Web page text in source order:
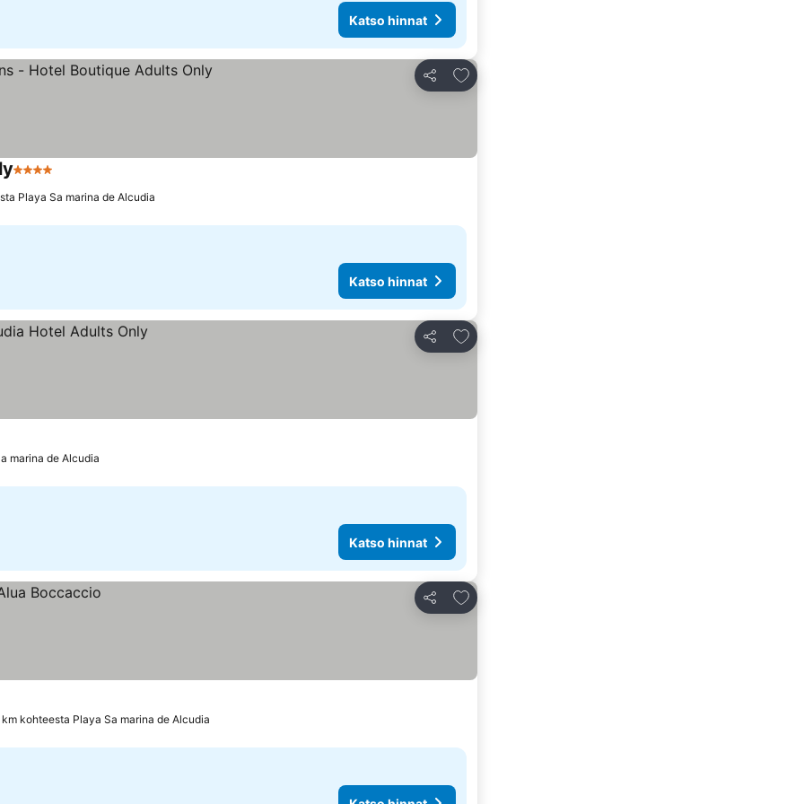
Katso hinnat
Jaa
Lisää suosikkeihin
4 Tähtiluokitus
Playa Sa marina de Alcudia
Katso hinnat
Jaa
Lisää suosikkeihin
marina de Alcudia
Katso hinnat
Jaa
Lisää suosikkeihin
kohteesta Playa Sa marina de Alcudia